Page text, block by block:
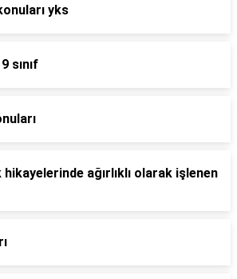
yks
sınıf
ağırlıklı olarak işlenen